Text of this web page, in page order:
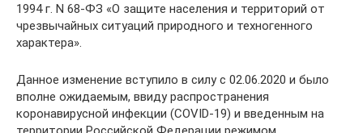
1994 г. N 68-ФЗ «О защите населения и территорий от
чрезвычайных ситуаций природного и техногенного
характера».
Данное изменение вступило в силу с 02.06.2020 и было
вполне ожидаемым, ввиду распространения
коронавирусной инфекции (COVID-19) и введенным на